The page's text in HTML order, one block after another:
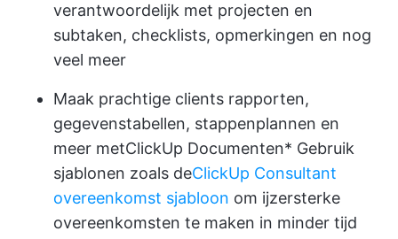
verantwoordelijk met projecten en
subtaken, checklists, opmerkingen en nog
veel meer
Maak prachtige clients rapporten,
gegevenstabellen, stappenplannen en
meer metClickUp Documenten* Gebruik
sjablonen zoals deClickUp Consultant
overeenkomst sjabloon om ijzersterke
overeenkomsten te maken in minder tijd